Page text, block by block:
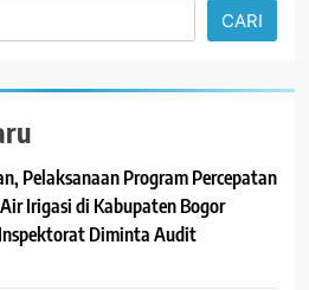
CARI
Pelaksanaan Program Percepatan
Irigasi di Kabupaten Bogor
Diminta Audit